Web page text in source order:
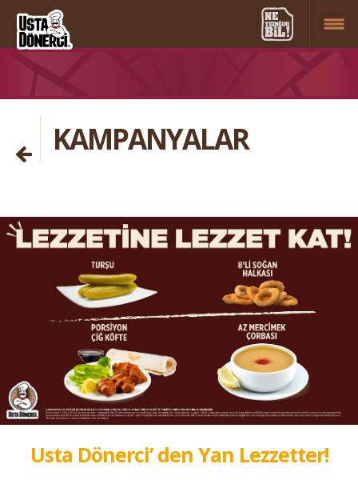
KAMPANYALAR
Usta Dönerci’ den Yan Lezzetter!